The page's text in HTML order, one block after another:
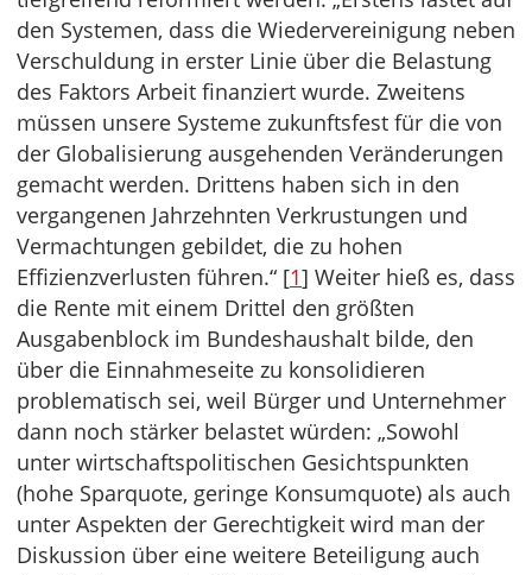
den Systemen, dass die Wiedervereinigung neben
Verschuldung in erster Linie über die Belastung
des Faktors Arbeit finanziert wurde. Zweitens
müssen unsere Systeme zukunftsfest für die von
der Globalisierung ausgehenden Veränderungen
gemacht werden. Drittens haben sich in den
vergangenen Jahrzehnten Verkrustungen und
Vermachtungen gebildet, die zu hohen
Effizienzverlusten führen.“ [1] Weiter hieß es, dass
die Rente mit einem Drittel den größten
Ausgabenblock im Bundeshaushalt bilde, den
über die Einnahmeseite zu konsolidieren
problematisch sei, weil Bürger und Unternehmer
dann noch stärker belastet würden: „Sowohl
unter wirtschaftspolitischen Gesichtspunkten
(hohe Sparquote, geringe Konsumquote) als auch
unter Aspekten der Gerechtigkeit wird man der
Diskussion über eine weitere Beteiligung auch